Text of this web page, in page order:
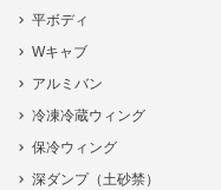
平ボディ
Wキャブ
アルミバン
冷凍冷蔵ウィング
保冷ウィング
深ダンプ（土砂禁）